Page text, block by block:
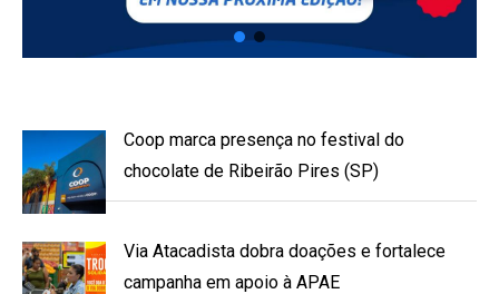
Coop marca presença no festival do
chocolate de Ribeirão Pires (SP)
Via Atacadista dobra doações e fortalece
campanha em apoio à APAE